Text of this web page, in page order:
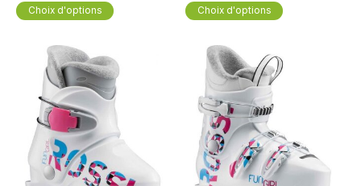
Choix d'options Choix d'options